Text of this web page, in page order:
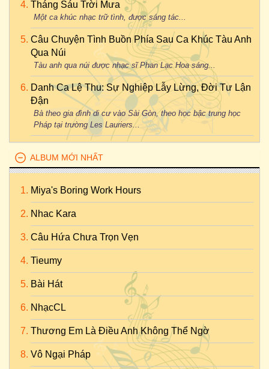
Tháng Sáu Trời Mưa
Một ca khúc nhạc trữ tình, được sáng tác...
Câu Chuyện Tình Buồn Phía Sau Ca Khúc Tàu Anh
Qua Núi
Tàu anh qua núi được nhạc sĩ Phan Lạc Hoa sáng...
Danh Ca Lệ Thu: Sự Nghiệp Lẫy Lừng, Đời Tư Lận
Đận
Bà theo gia đình di cư vào Sài Gòn, theo học bậc trung học
Pháp tại trường Les Lauriers...
ALBUM MỚI NHẤT
Miya's Boring Work Hours
Nhac Kara
Câu Hứa Chưa Trọn Vẹn
Tieumy
Bài Hát
NhạcCL
Thương Em Là Điều Anh Không Thể Ngờ
Vô Ngại Pháp